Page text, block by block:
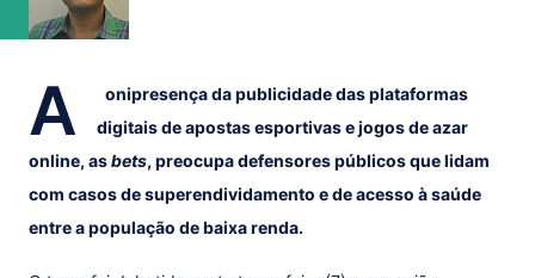
A
onipresença da publicidade das plataformas
digitais de apostas esportivas e jogos de azar
online, asbets, preocupa defensores públicos que lidam
com casos de superendividamento e de acesso à saúde
entre a população de baixa renda.